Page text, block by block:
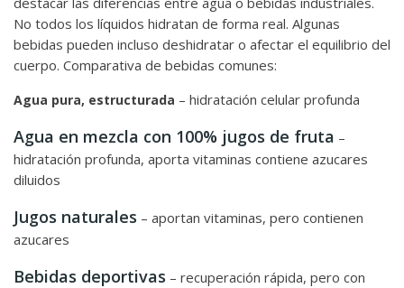
No todos los líquidos hidratan de forma real. Algunas
bebidas pueden incluso deshidratar o afectar el equilibrio del
cuerpo. Comparativa de bebidas comunes:
Agua pura, estructurada – hidratación celular profunda
Agua en mezcla con 100% jugos de fruta –
hidratación profunda, aporta vitaminas contiene azucares
diluidos
Jugos naturales – aportan vitaminas, pero contienen
azucares
Bebidas deportivas – recuperación rápida, pero con